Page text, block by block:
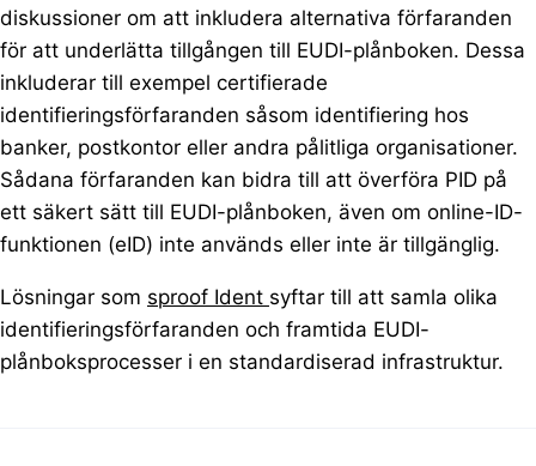
diskussioner om att inkludera alternativa förfaranden
för att underlätta tillgången till EUDI-plånboken. Dessa
inkluderar till exempel certifierade
identifieringsförfaranden såsom identifiering hos
banker, postkontor eller andra pålitliga organisationer.
Sådana förfaranden kan bidra till att överföra PID på
ett säkert sätt till EUDI-plånboken, även om online-ID-
funktionen (eID) inte används eller inte är tillgänglig.
Lösningar som sproof Ident syftar till att samla olika
identifieringsförfaranden och framtida EUDI-
plånboksprocesser i en standardiserad infrastruktur.